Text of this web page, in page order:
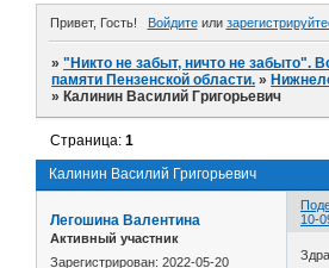
Привет, Гость! Войдитеили
»"Никто не забыт, ничто не забыто".
памяти Пензенской области. »
» Калинин Василий Григорьевич
Калинин Василий Григорьевич
Страница:1
10-
Легошина Валентина
Активный участник
Зарегистрирован: 2022-05-20